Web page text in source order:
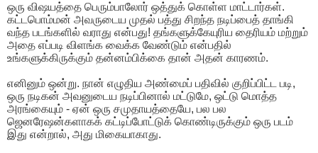
ஒரு விஷயத்தை பெரும்பாலோர் ஒத்துக் கொள்ள மாட்டார்கள்.
கட்டபொம்மன் அவருடைய முதல் பத்து சிறந்த நடிப்பைத் தாங்கி
வந்த படங்களில் வராது என்பது! தங்களுக்கேயுரிய தைரியம் மற்றும்
அதை எப்படி விளங்க வைக்க வேண்டும் என்பதில்
உங்களுக்கிருக்கும் தன்னம்பிக்கை தான் அதன் காரணம்.
எனினும் ஒன்று. நான் எழுதிய அண்மைப் பதிவில் குறிப்பிட்ட படி,
ஒரு நடிகன் அவனுடைய நடிப்பினால் மட்டுமே, ஒட்டு மொத்த
அரங்கையும் - ஏன் ஒரு சமுதாயத்தையே, பல பல
ஜெனரேஷன்களாகக் கட்டிப்போட்டுக் கொண்டிருக்கும் ஒரு படம்
இது என்றால், அது மிகையாகாது.